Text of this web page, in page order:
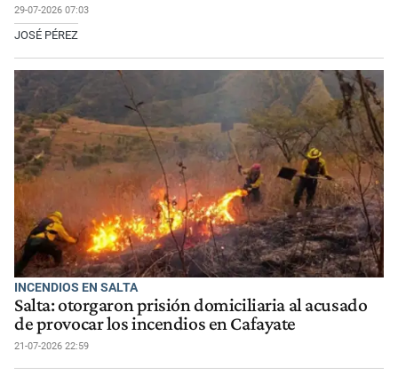
29-07-2026 07:03
JOSÉ PÉREZ
INCENDIOS EN SALTA
Salta: otorgaron prisión domiciliaria al acusado
de provocar los incendios en Cafayate
21-07-2026 22:59